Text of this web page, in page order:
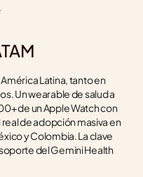
Latina, tanto en
Un wearable de salud a
de un Apple Watch con
de adopción masiva en
y Colombia. La clave
del Gemini Health